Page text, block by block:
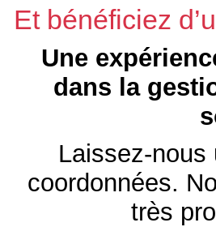
Et bénéficiez
Une
dans la
Laissez-
coordonnées.
très